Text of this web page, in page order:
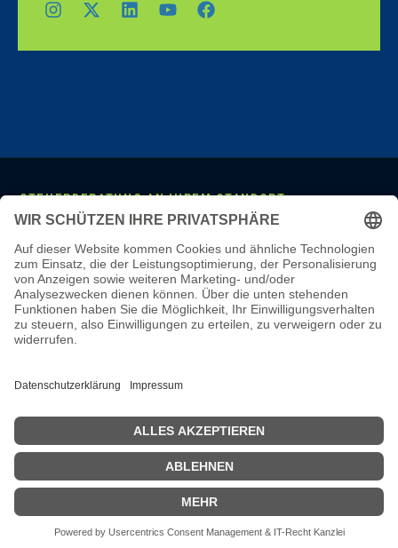
STEUERBERATUNG AN IHREM STANDORT
Mannheim· Ludwigshafen Heidelberg· Frankfurt
Darmstadt
· Wiesbaden ·Mainz·Stuttgart· Karlsruhe ·Freiburg·
München· Augsburg· Nürnberg·Regensburg· Köln
Aachen·Düsseldorf·Duisburg ·Essen· Dortmund·Münster
Bielefeld· Hannover ·Bremen·Hamburg ·Kiel ·Berlin·
Leipzig ·Erfurt
LEISTUNGEN & WISSEN
Steuerberatung·Monatliche Buchhaltung·Lohnbuchhaltung·
Steuerberater-Kosten
Steuer-Glossar·Steuer-Wissen·Karriere·
Steuerberater Mannheim